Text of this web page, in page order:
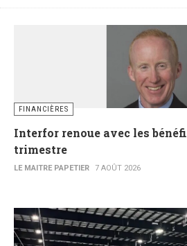
FINANCIÈRES
Interfor renoue avec les
trimestre
LE MAITRE PAPETIER 7 AOÛT 2026